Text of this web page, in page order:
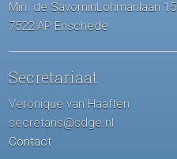
Min. de SavorninLohmanlaan 15
7522 AP Enschede
Secretariaat
Veronique van Haaften
secretaris@sdge.nl
Contact